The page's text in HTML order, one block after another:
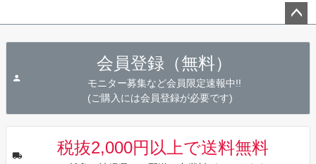
会員登録（無料）
モニター募集など会員限定速報中!!
(ご購入には会員登録が必要です)
税抜2,000円以上で送料無料